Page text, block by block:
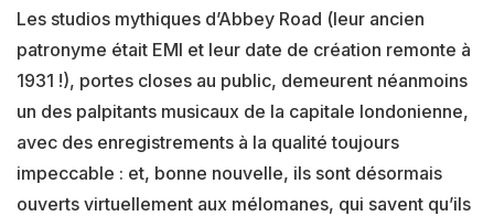
Les studios mythiques d’Abbey Road (leur ancien
patronyme était EMI et leur date de création remonte à
1931 !), portes closes au public, demeurent néanmoins
un des palpitants musicaux de la capitale londonienne,
avec des enregistrements à la qualité toujours
impeccable : et, bonne nouvelle, ils sont désormais
ouverts virtuellement aux mélomanes, qui savent qu’ils